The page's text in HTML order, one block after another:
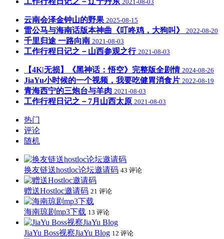
2021-08-03
云南会泽金钟山的野果 2025-08-15
雷公马与海南话版本神曲《叮咚鸡，大狗叫》 2022-08-20
千里归途 一路向南 2021-08-03
工作行程日记之－山西参观之行 2021-08-03
【4K|无损】《黑神话：悟空》完整版全剧情 2024-08-26
JiaYu小时候的一个视频，我要吃健胃消食片 2022-08-19
青海西宁的三炮台与羊肉 2021-08-03
工作行程日记之－7月山西太原 2021-08-03
热门
评论
随机
换友链送hostloc论坛邀请码 43 评论
赠送Hostloc邀请码 21 评论
海南琼剧mp3下载 13 评论
JiaYu Boss视察JiaYu Blog 12 评论